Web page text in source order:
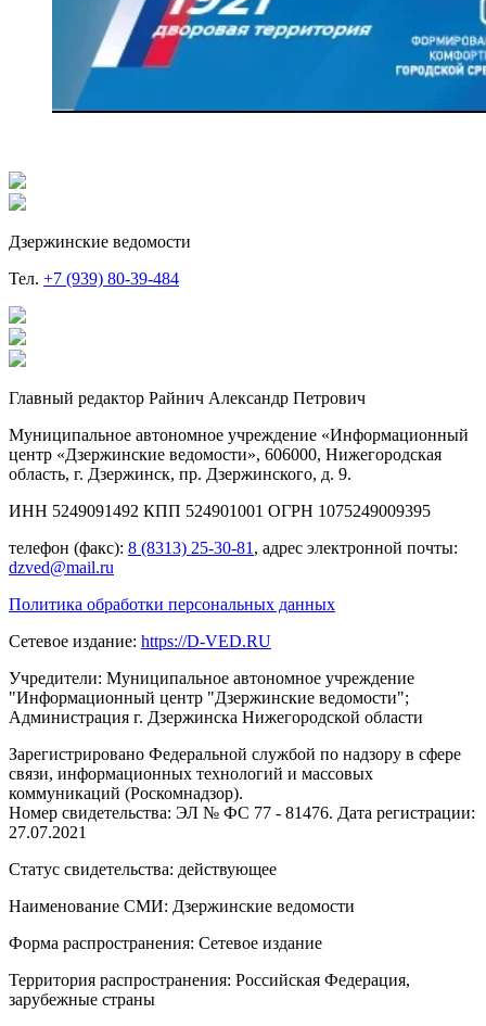
Дзержинские ведомости
Тел. +7 (939) 80-39-484
Главный редактор Райнич Александр Петрович
Муниципальное автономное учреждение «Информационный
центр «Дзержинские ведомости», 606000, Нижегородская
область, г. Дзержинск, пр. Дзержинского, д. 9.
ИНН 5249091492 КПП 524901001 ОГРН 1075249009395
телефон (факс): 8 (8313) 25-30-81 , адрес электронной почты:
dzved@mail.ru
Политика обработки персональных данных
Сетевое издание: https://D-VED.RU
Учредители: Муниципальное автономное учреждение
"Информационный центр "Дзержинские ведомости";
Администрация г. Дзержинска Нижегородской области
Зарегистрировано Федеральной службой по надзору в сфере
связи, информационных технологий и массовых
коммуникаций (Роскомнадзор).
Номер свидетельства: ЭЛ № ФС 77 - 81476. Дата регистрации:
27.07.2021
Статус свидетельства: действующее
Наименование СМИ: Дзержинские ведомости
Форма распространения: Сетевое издание
Территория распространения: Российская Федерация,
зарубежные страны